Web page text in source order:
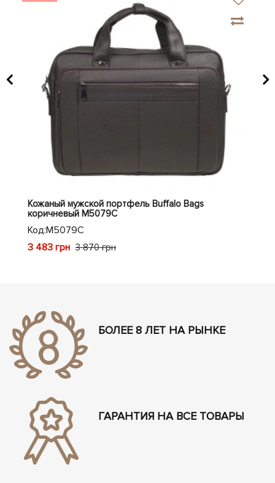
Кожаный мужской портфель Buffalo Bags
коричневый M5079C
Код:M5079C
3 483 грн 3 870 грн
БОЛЕЕ 8 ЛЕТ НА РЫНКЕ
ГАРАНТИЯ НА ВСЕ ТОВАРЫ